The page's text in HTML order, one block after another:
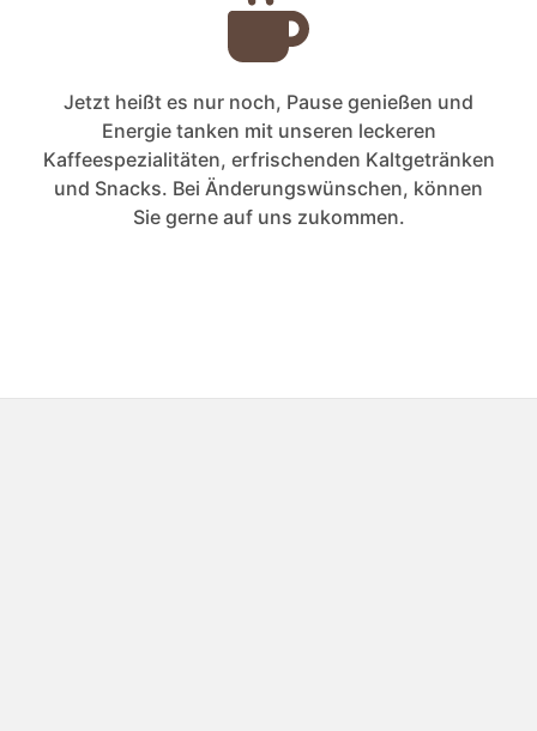
Jetzt heißt es nur noch, Pause genießen und
Energie tanken mit unseren leckeren
Kaffeespezialitäten, erfrischenden Kaltgetränken
und Snacks. Bei Änderungswünschen, können
Sie gerne auf uns zukommen.